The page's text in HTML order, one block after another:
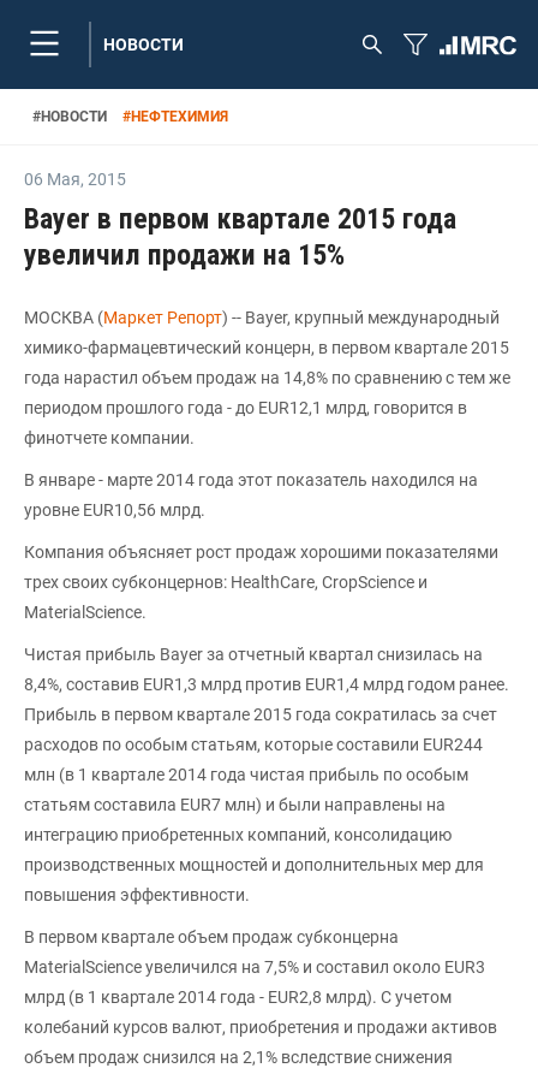
НОВОСТИ
#НОВОСТИ #НЕФТЕХИМИЯ
06 Мая, 2015
Bayer в первом квартале 2015 года
увеличил продажи на 15%
МОСКВА (Маркет Репорт) -- Bayer, крупный международный
химико-фармацевтический концерн, в первом квартале 2015
года нарастил объем продаж на 14,8% по сравнению с тем же
периодом прошлого года - до EUR12,1 млрд, говорится в
финотчете компании.
В январе - марте 2014 года этот показатель находился на
уровне EUR10,56 млрд.
Компания объясняет рост продаж хорошими показателями
трех своих субконцернов: HealthCare, CropScience и
MaterialScience.
Чистая прибыль Bayer за отчетный квартал снизилась на
8,4%, составив EUR1,3 млрд против EUR1,4 млрд годом ранее.
Прибыль в первом квартале 2015 года сократилась за счет
расходов по особым статьям, которые составили EUR244
млн (в 1 квартале 2014 года чистая прибыль по особым
статьям составила EUR7 млн) и были направлены на
интеграцию приобретенных компаний, консолидацию
производственных мощностей и дополнительных мер для
повышения эффективности.
В первом квартале объем продаж субконцерна
MaterialScience увеличился на 7,5% и составил около EUR3
млрд (в 1 квартале 2014 года - EUR2,8 млрд). С учетом
колебаний курсов валют, приобретения и продажи активов
объем продаж снизился на 2,1% вследствие снижения